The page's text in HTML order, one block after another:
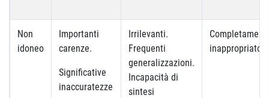
Non
idoneo
Importanti
carenze.
Significative
inaccuratezze
Irrilevanti.
Frequenti
generalizzazioni.
Incapacità di
sintesi
inappropriato